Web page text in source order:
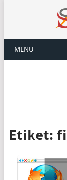
MENU
Etiket: